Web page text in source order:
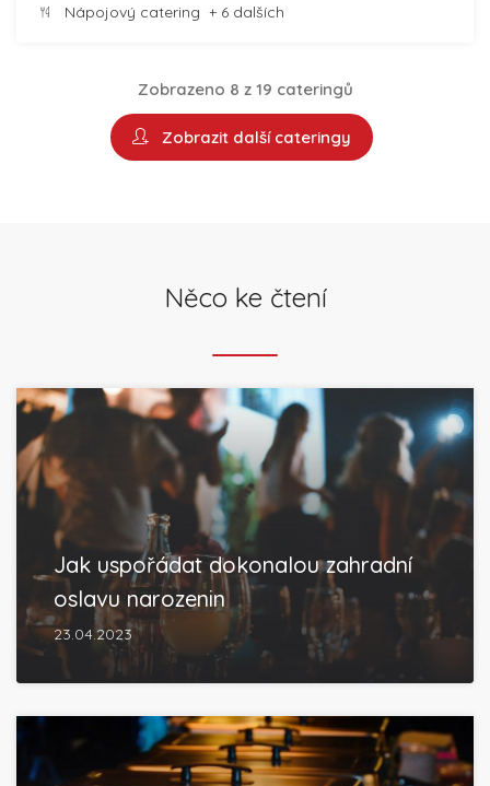
Nápojový catering + 6 dalších
Zobrazeno 8 z 19 cateringů
Zobrazit další cateringy
Něco ke čtení
Jak uspořádat dokonalou zahradní
oslavu narozenin
23.04.2023